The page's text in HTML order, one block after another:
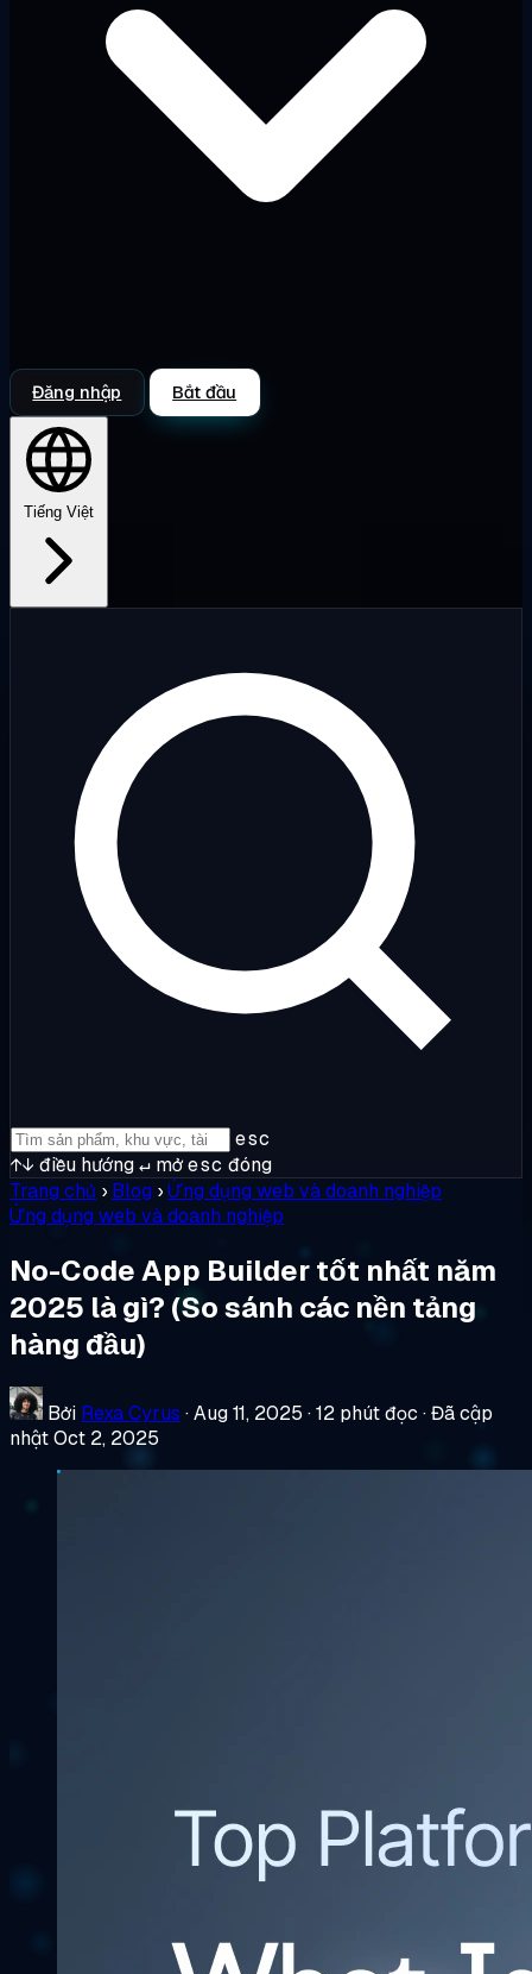
Đăng nhập Bắt đầu
Tiếng Việt
esc
↑↓ điều hướng↵ mởesc đóng
Trang chủ › Blog ›Ứng dụng web và doanh nghiệp
Ứng dụng web và doanh nghiệp
No-Code App Builder tốt nhất năm
2025 là gì? (So sánh các nền tảng
hàng đầu)
Bởi Rexa Cyrus ·Aug 11, 2025 ·12 phút đọc ·Đã cập
nhật Oct 2, 2025